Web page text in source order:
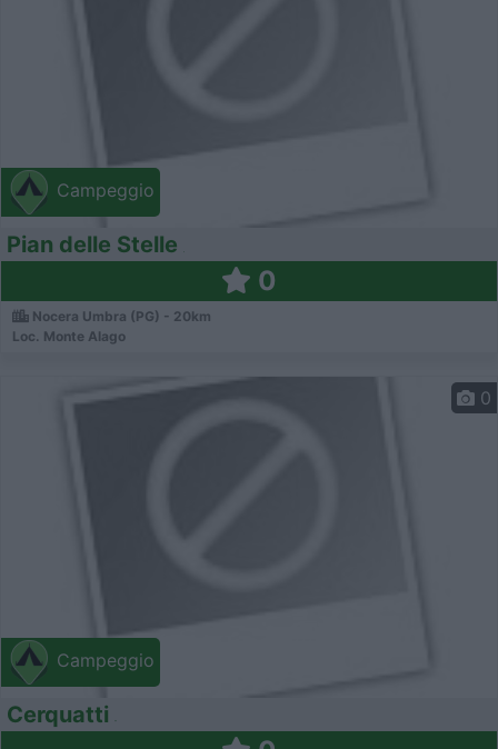
Campeggio
Pian delle Stelle
0
Nocera Umbra (PG) - 20km
Loc. Monte Alago
Campeggio
0
Cerquatti